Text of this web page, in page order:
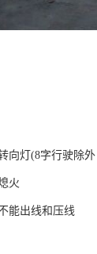
向灯(8字行驶除外
火
能出线和压线